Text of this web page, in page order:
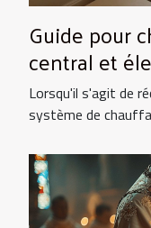
Guide pour
central et
Lorsqu'il s'agit de
système de